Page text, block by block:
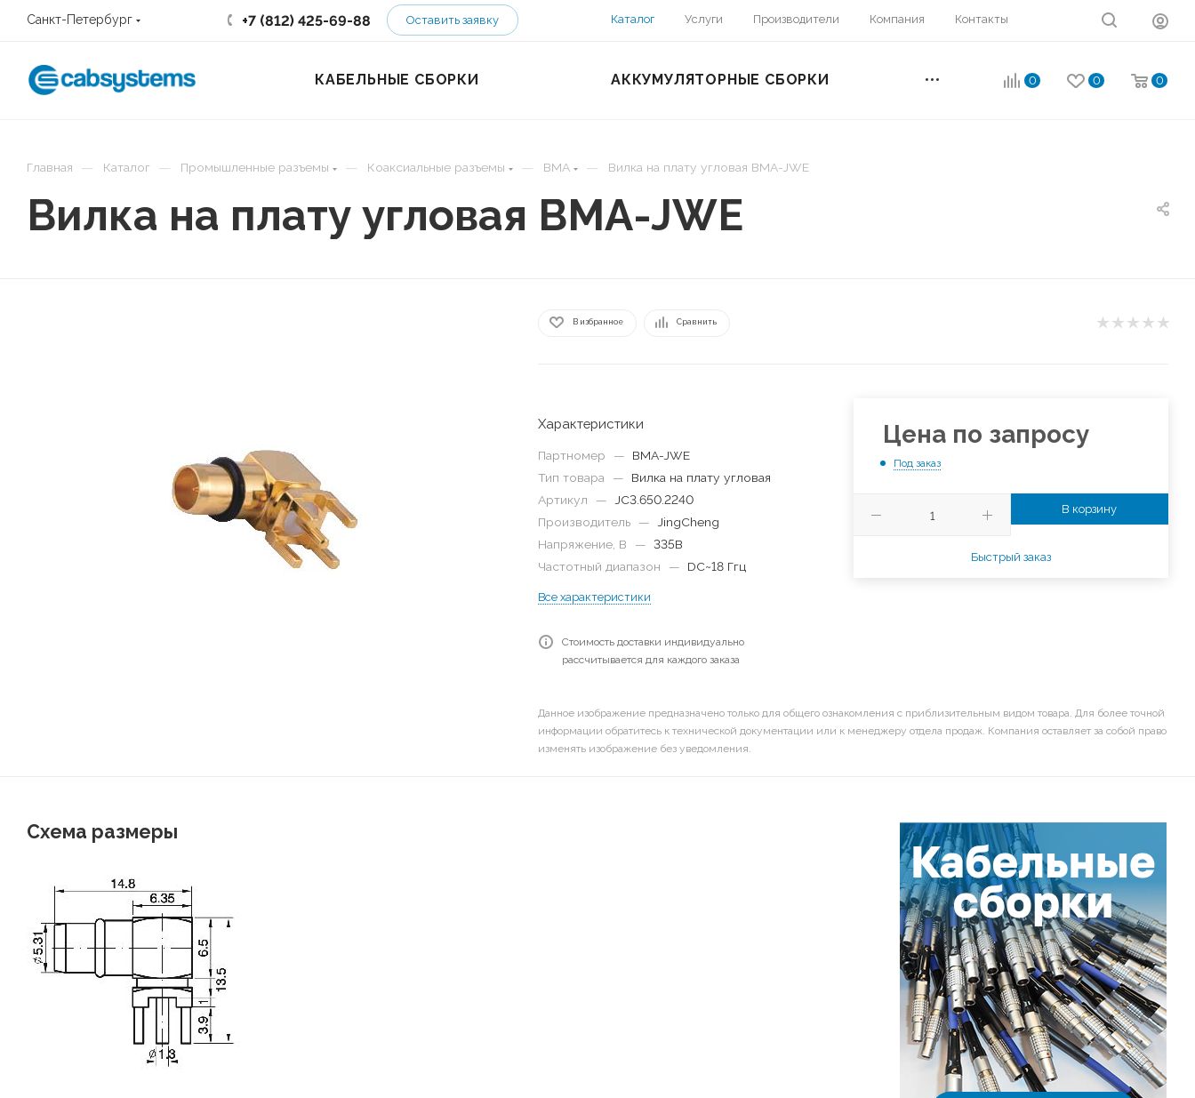
Санкт-Петербург +7 (812) 425-69-88 Оставить заявку Каталог Услуги Производители Компания Контакты
0 0 0
КАБЕЛЬНЫЕ СБОРКИ АККУМУЛЯТОРНЫЕ СБОРКИ
Главная — Каталог — Промышленные разъемы — Коаксиальные разъемы — BMA — Вилка на плату угловая BMA-JWE
Вилка на плату угловая BMA-JWE
В избранное Сравнить
Характеристики
Партномер —
BMA-JWE
Тип товара
—
Вилка на плату угловая
Артикул
—
JC3.650.2240
Производитель
—
JingCheng
Напряжение, В
— 335В
Частотный диапазон
— DC~18 Ггц
Все характеристики
Стоимость доставки индивидуально
рассчитывается для каждого заказа
Цена по запросу
Под заказ
В корзину
Быстрый заказ
Данное изображение предназначено только для общего ознакомления с приблизительным видом товара. Для более точной
информации обратитесь к технической документации или к менеджеру отдела продаж. Компания оставляет за собой право
изменять изображение без уведомления.
Схема размеры